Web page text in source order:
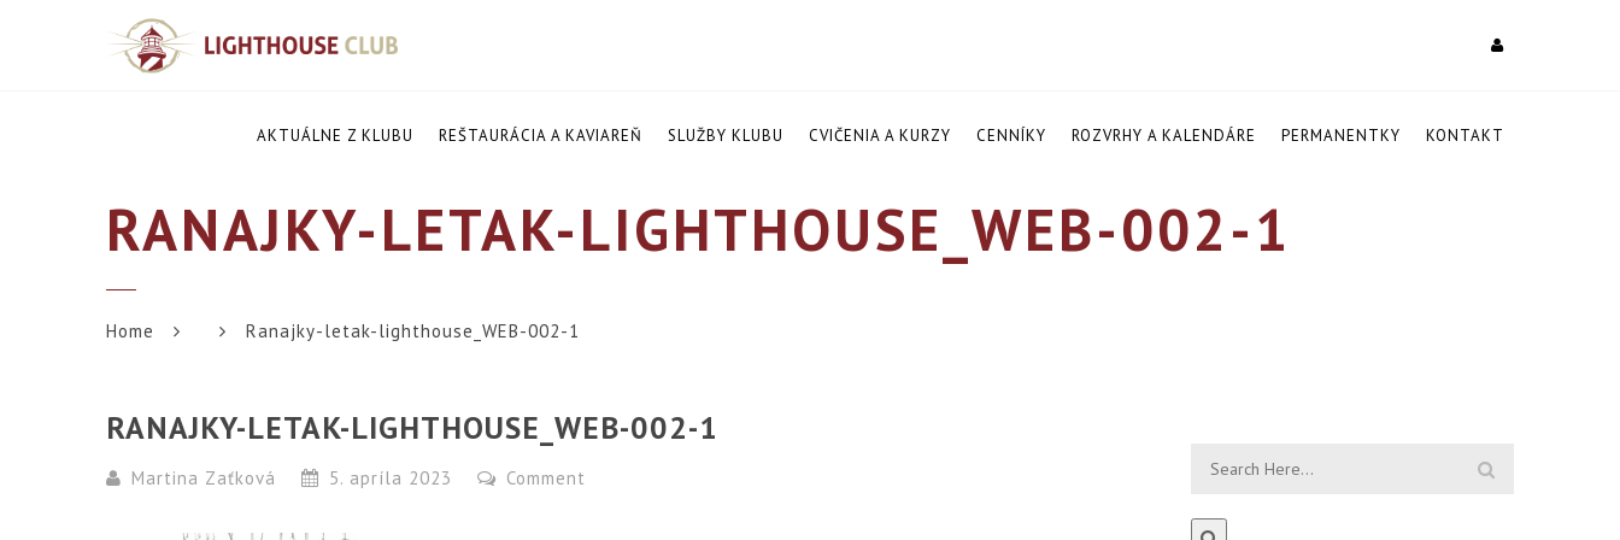
AKTUÁLNE Z KLUBU REŠTAURÁCIA A KAVIAREŇ SLUŽBY KLUBU CVIČENIA A KURZY CENNÍKY ROZVRHY A KALENDÁRE PERMANENTKY KONTAKT
RANAJKY-LETAK-LIGHTHOUSE_WEB-002-1
Home Ranajky-letak-lighthouse_WEB-002-1
RANAJKY-LETAK-LIGHTHOUSE_WEB-002-1
Martina Zaťková 5. apríla 2023 Comment